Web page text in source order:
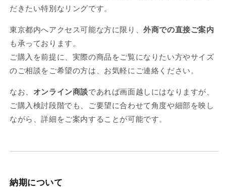
だきたい特別なリングです。
東京都内へアクセス可能な方に限り、外商での直接ご案内
も承っております。
ご購入を前提に、実際の商品をご覧になりたい方やサイズ
のご相談をご希望の方は、お気軽にご連絡ください。
なお、 オンライン商談であれば画面越しにはなりますが、
ご購入検討段階でも、ご要望に合わせて角度や細部を映し
ながら、詳細をご案内することが可能です。
納期について